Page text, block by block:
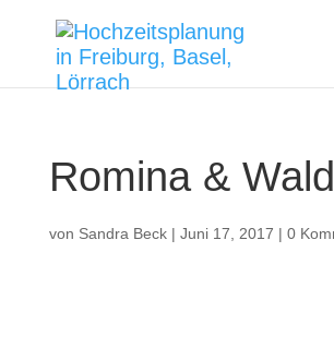
Romina &
von Sandra Beck| Juni 17, 2017 | 0